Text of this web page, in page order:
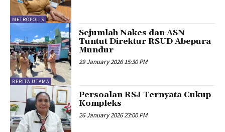
METROPOLIS
BERITA UTAMA
Sejumlah Nakes dan ASN
Tuntut Direktur RSUD Abepura
Mundur
29 January 2026 15:30 PM
Persoalan RSJ Ternyata Cukup
Kompleks
26 January 2026 23:00 PM